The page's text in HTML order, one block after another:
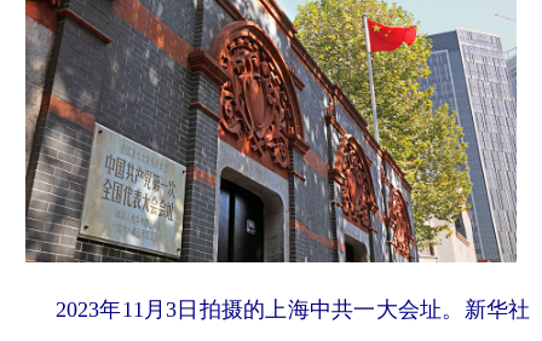
地方频道
北京 天津 河北 山西
辽宁 吉林 上海 江苏
浙江 安徽 福建 江西
山东 河南 湖北 湖南
贵州 云南 西藏
2023年11月3日拍摄的上海中共一大会址。新华社